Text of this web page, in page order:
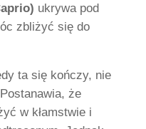
ukrywa pod
zbliżyć się do
ta się kończy, nie
że
w kłamstwie i